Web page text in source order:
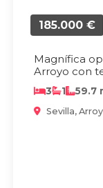
185.000 €
Magnífica
Arroyo con
3 1 59.7
Sevilla,